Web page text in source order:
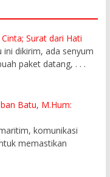
Surat dari Hati
ini dikirim, ada senyum
paket datang, . . .
Batu, M.Hum:
komunikasi
memastikan